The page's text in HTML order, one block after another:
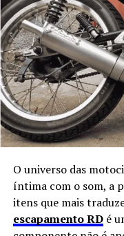
O universo das
íntima com o som, a
itens que mais
escapamento RDé